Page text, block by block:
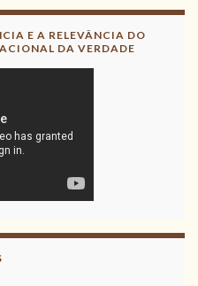
E A RELEVÂNCIA DO
DA VERDADE